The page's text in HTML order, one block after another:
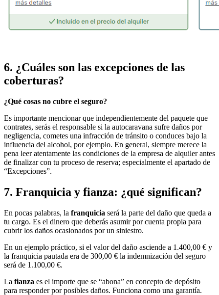
6. ¿Cuáles son las excepciones de las
coberturas?
¿Qué cosas no cubre el seguro?
Es importante mencionar que independientemente del paquete que
contrates, serás el responsable si la autocaravana sufre daños por
negligencia, cometes una infracción de tránsito o conduces bajo la
influencia del alcohol, por ejemplo. En general, siempre merece la
pena leer atentamente las condiciones de la empresa de alquiler antes
de finalizar con tu proceso de reserva; especialmente el apartado de
“Excepciones”.
7. Franquicia y fianza: ¿qué significan?
En pocas palabras, la franquicia será la parte del daño que queda a
tu cargo. Es el dinero que deberás asumir por cuenta propia para
cubrir los daños ocasionados por un siniestro.
En un ejemplo práctico, si el valor del daño asciende a 1.400,00 € y
la franquicia pautada era de 300,00 € la indemnización del seguro
será de 1.100,00 €.
La fianza es el importe que se “abona” en concepto de depósito
para responder por posibles daños. Funciona como una garantía.